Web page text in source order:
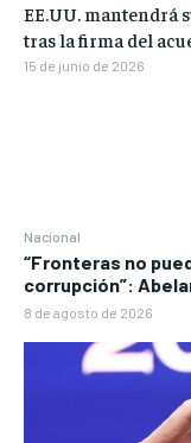
Nacional
“Fronteras no
corrupción”:
8 de agosto de 2026
EE.UU. mantendrá
tras la firma del
15 de junio de 2026